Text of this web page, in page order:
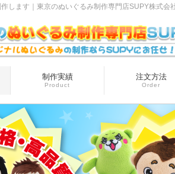
します｜東京のぬいぐるみ制作専門店SUPY株式会
制作実績
Product
注文方法
Order